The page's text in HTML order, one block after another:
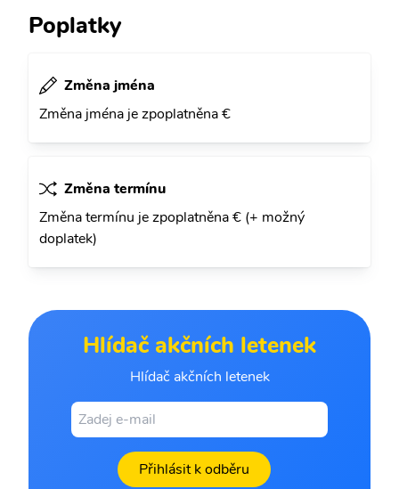
Poplatky
Změna jména
Změna jména je zpoplatněna €
Změna termínu
Změna termínu je zpoplatněna € (+ možný
doplatek)
Hlídač akčních letenek
Hlídač akčních letenek
Přihlásit k odběru